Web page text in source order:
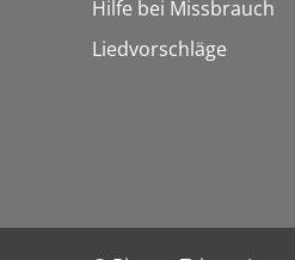
Hilfe bei Missbrauch
Liedvorschläge